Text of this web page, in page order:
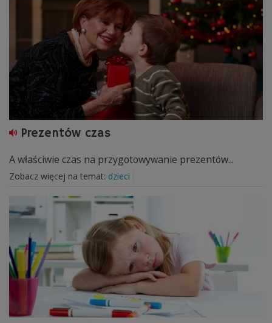
Prezentów czas
A właściwie czas na przygotowywanie prezentów...
Zobacz więcej na temat: dzieci